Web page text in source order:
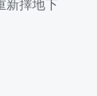
新擇地下